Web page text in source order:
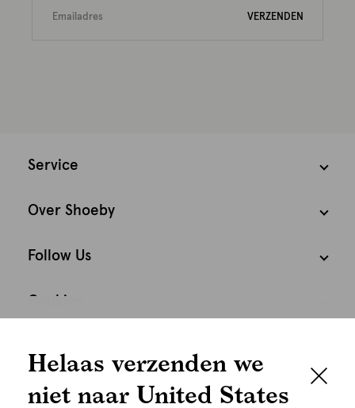
graag persoonlijk
VERZENDEN
Service
Over Shoeby
Follow Us
Cookies
Helaas verzenden we
niet naar United States